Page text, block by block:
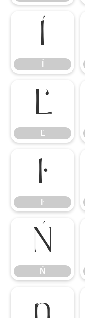
ĺ
Ľ
Ľ
ŀ
ŀ
Ń
Ń